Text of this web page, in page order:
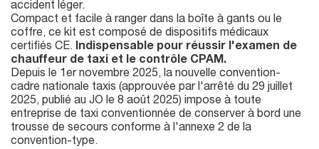
accident léger.
Compact et facile à ranger dans la boîte à gants ou le
coffre, ce kit est composé de dispositifs médicaux
certifiés CE. Indispensable pour réussir l'examen de
chauffeur de taxi et le contrôle CPAM.
Depuis le 1er novembre 2025, la nouvelle convention-
cadre nationale taxis (approuvée par l'arrêté du 29 juillet
2025, publié au JO le 8 août 2025) impose à toute
entreprise de taxi conventionnée de conserver à bord une
trousse de secours conforme à l'annexe 2 de la
convention-type.